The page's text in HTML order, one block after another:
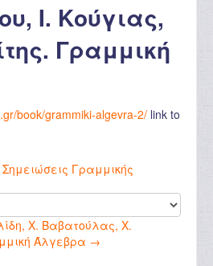
Ι. Κούγιας,
Γραμμική
book/grammiki-algevra-2/ link to
Γραμμικής
Χ. Βαβατούλας, Χ.
Άλγεβρα →